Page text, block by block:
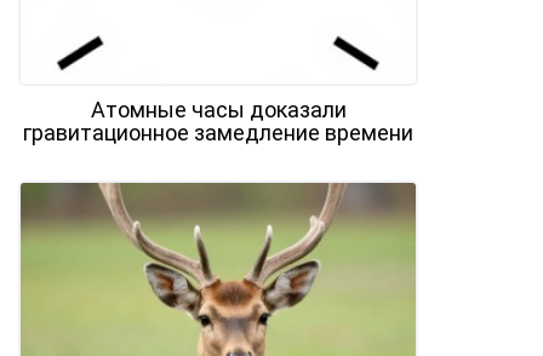
Атомные часы доказали
гравитационное замедление времени